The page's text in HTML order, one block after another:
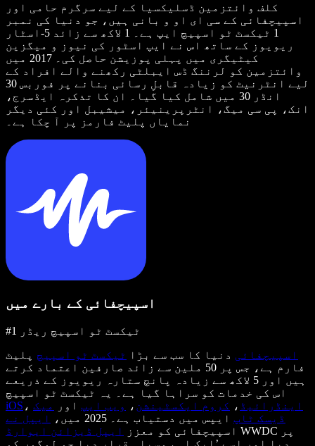
کلف وائتزمین ڈسلیکسیا کے لیے سرگرم حامی اور
اسپیچفائی کے سی ای او و بانی ہیں، جو دنیا کی نمبر
1 ٹیکسٹ ٹو اسپیچ ایپ ہے۔ 1 لاکھ سے زائد 5-اسٹار
ریویوز کے ساتھ اس نے ایپ اسٹور کی نیوز و میگزین
کیٹیگری میں پہلی پوزیشن حاصل کی۔ 2017 میں
وائتزمین کو لرننگ ڈس ایبلٹی رکھنے والے افراد کے
لیے انٹرنیٹ کو زیادہ قابلِ رسائی بنانے پر فوربس 30
انڈر 30 میں شامل کیا گیا۔ ان کا تذکرہ ایڈسرج،
انک، پی سی میگ، انٹرپرینیئر، میشیبل اور کئی دیگر
نمایاں پلیٹ فارمز پر آ چکا ہے۔
اسپیچفائی کے بارے میں
#1 ٹیکسٹ ٹو اسپیچ ریڈر
اسپیچفائی دنیا کا سب سے بڑا ٹیکسٹ ٹو اسپیچ پلیٹ
فارم ہے، جس پر 50 ملین سے زائد صارفین اعتماد کرتے
ہیں اور 5 لاکھ سے زیادہ پانچ ستارہ ریویوز کے ذریعے
اس کی خدمات کو سراہا گیا ہے۔ یہ ٹیکسٹ ٹو اسپیچ
iOS ، اینڈرائیڈ ، کروم ایکسٹینشن ، ویب ایپ اور
میک
ڈیسک ٹاپ ایپس میں دستیاب ہے۔ 2025 میں،
ایپل نے
اسپیچفائی کو معزز
ایپل ڈیزائن ایوارڈ
WWDC پر
دیا اور اسے ’ایک اہم وسیلہ قرار دیا جو لوگوں کو